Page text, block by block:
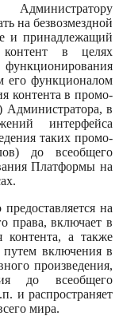
на безвозмездной
и принадлежащий
в целях
его функционалом
контента в промо-
Администратора, в
интерфейса
таких промо-
до всеобщего
Платформы на
на
права, включает в
контента, а также
путем включения в
произведения,
до всеобщего
и распространяет
мира.